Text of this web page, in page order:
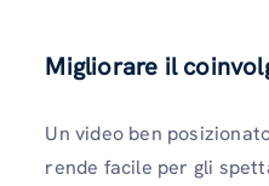
Migliorare il
Un video ben
rende facile per gli